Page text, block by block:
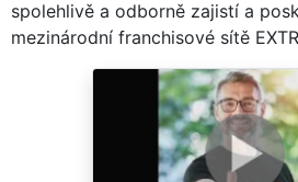
spolehlivě a odborně zajistí a
mezinárodní franchisové sítě